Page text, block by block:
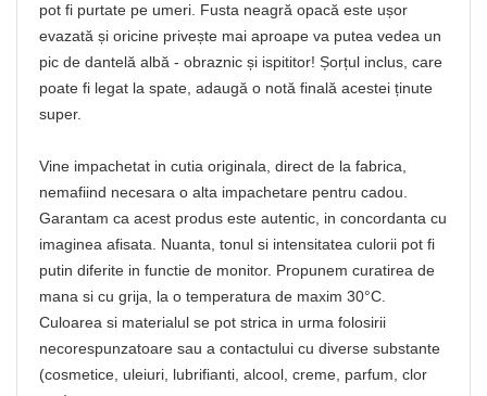
pot fi purtate pe umeri. Fusta neagră opacă este ușor
evazată și oricine privește mai aproape va putea vedea un
pic de dantelă albă - obraznic și ispititor! Șorțul inclus, care
poate fi legat la spate, adaugă o notă finală acestei ținute
super.
Vine impachetat in cutia originala, direct de la fabrica,
nemafiind necesara o alta impachetare pentru cadou.
Garantam ca acest produs este autentic, in concordanta cu
imaginea afisata. Nuanta, tonul si intensitatea culorii pot fi
putin diferite in functie de monitor. Propunem curatirea de
mana si cu grija, la o temperatura de maxim 30°C.
Culoarea si materialul se pot strica in urma folosirii
necorespunzatoare sau a contactului cu diverse substante
(cosmetice, uleiuri, lubrifianti, alcool, creme, parfum, clor